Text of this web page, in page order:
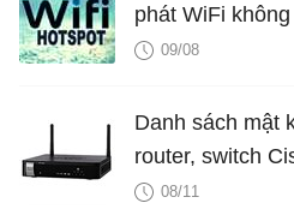
phát WiFi
laptop
09/08
Danh sách mật
router, switch
08/11